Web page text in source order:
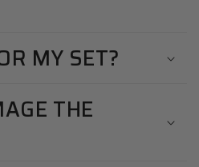
MY SET?
THE